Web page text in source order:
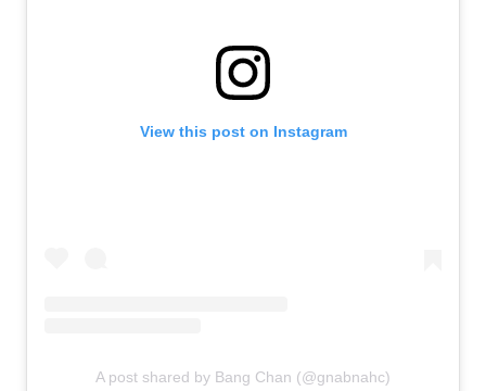
View this post on Instagram
A post shared by Bang Chan (@gnabnahc)